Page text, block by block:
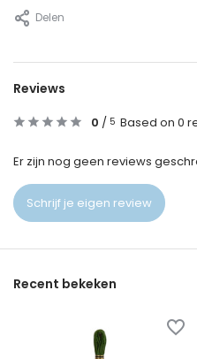
Delen
Reviews
0 / 5 Based on 0
Er zijn nog geen reviews
Schrijf je eigen review
Recent bekeken